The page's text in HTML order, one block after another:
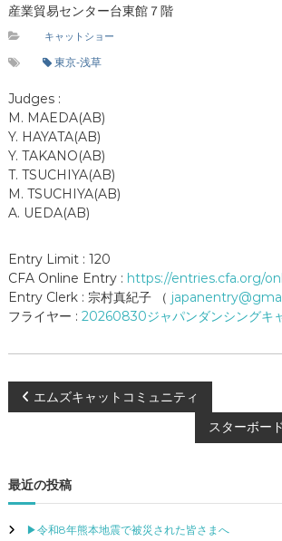
産業貿易センター台東館７階
キャットショー
東京-浅草
Judges :
M. MAEDA(AB)
Y. HAYATA(AB)
Y. TAKANO(AB)
T. TSUCHIYA(AB)
M. TSUCHIYA(AB)
A. UEDA(AB)
Entry Limit : 120
CFA Online Entry : https://entries.cfa.org/
Entry Clerk : 宗村真紀子 （
フライヤー : 20260830ジャパンダンシングキ
投
ナ
ビ
エムズキャットコミュニティ
スターボー
最近の投稿
▶令和8年熊本地震で被災された皆さまへ